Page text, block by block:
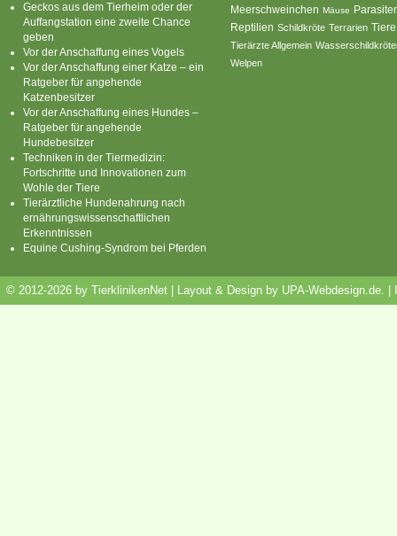
Geckos aus dem Tierheim oder der
Auffangstation eine zweite Chance
geben
Vor der Anschaffung eines Vogels
Vor der Anschaffung einer Katze – ein
Ratgeber für angehende
Katzenbesitzer
Vor der Anschaffung eines Hundes –
Ratgeber für angehende
Hundebesitzer
Techniken in der Tiermedizin:
Fortschritte und Innovationen zum
Wohle der Tiere
Tierärztliche Hundenahrung nach
ernährungswissenschaftlichen
Erkenntnissen
Equine Cushing-Syndrom bei Pferden
Meerschweinchen Mäuse
Reptilien Schildkröte Terrarien Tiere
Tierärzte Allgemein
Welpen
© 2012-2026 by TierklinikenNet | Layout & Design by UPA-Webdesign.de.